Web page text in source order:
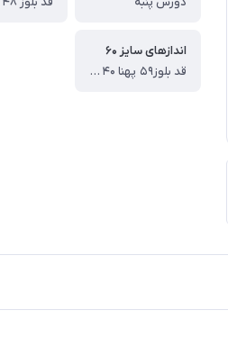
اندازهای سایز ۶۰
قد بلوز۵۹ پهنا ۴۰ قد آستین ۵۱ قد شلوار ۸۸ سانت